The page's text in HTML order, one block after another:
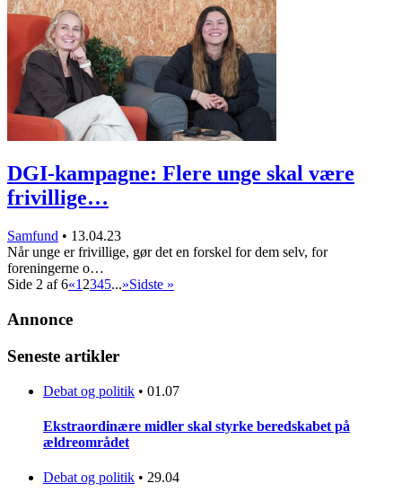
DGI-kampagne: Flere unge skal være
frivillige…
Samfund • 13.04.23
Når unge er frivillige, gør det en forskel for dem selv, for
foreningerne o…
Side 2 af 6«1 2345...»Sidste »
Annonce
Seneste artikler
Debat og politik • 01.07
Ekstraordinære midler skal styrke beredskabet på
ældreområdet
Debat og politik • 29.04